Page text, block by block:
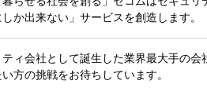
か出来ない」サービスを創造します。
ィ会社として誕生した業界最大手の
方の挑戦をお待ちしています。